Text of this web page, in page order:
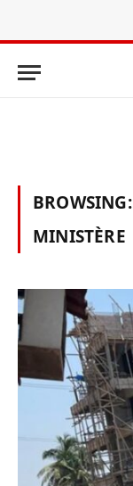
BROWSING:
MINISTÈRE